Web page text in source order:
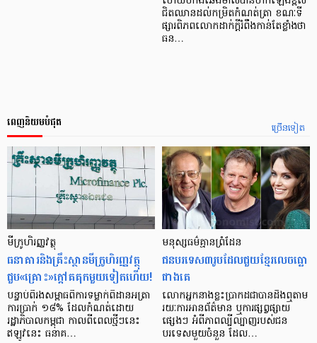
ជិតឈានដល់កម្រិតកំណត់ត្រា ខណៈទី
ផ្សារពិភពលោកដាក់ក្ដីរំពឹងកាន់តែខ្លាំងថា
ធន…
ច្រើនទៀត
ពេញនិយមបំផុត
មីក្រូ​ហិរញ្ញវត្ថុ
ធនាគារ​និង​គ្រឹះស្ថាន​មីក្រូ​ហិរញ្ញវត្ថុ​
ជួប«គ្រោះ»ក្តៅ​គគុក​មួយ​ទៀត​ហើយ!
បន្ទាប់​ពី​រង​សម្ពាធ​​ពី​ការ​ទម្លាក់​ពិដាន​អត្រា​
ការ​ប្រាក់ ១៨​% ដែល​កំណត់​ដោយ​
រដ្ឋាភិបាល​កម្ពុជា កាល​ពី​ពេល​ថ្មីៗ​នេះ
ឥឡូវ​នេះ ធនាគ…
មនុស្ស​ធម៌​គ្មាន​ព្រំដែន
ជន​បរទេស​៣​រូប​ដែល​ជួយ​ខ្មែរ​លេច​ធ្លោ​
ជាង​គេ
លោកអ្នក​នាង​ខ្លះ​ប្រាកដ​ជា​បាន​​ដឹង​ឮ​តាម​
រយៈ​ការ​អាន​ព័ត៌មាន ឬ​ការ​ផ្សព្វផ្សាយ​
ផ្សេងៗ អំពី​ភាព​ល្បីល្បាញ​របស់​ជន​
បរទេស​មួយ​ចំនួន ដែល…